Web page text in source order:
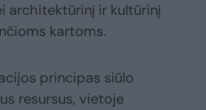
architektūrinį ir kultūrinį
kartoms.
principas siūlo
resursus, vietoje